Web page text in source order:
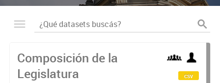
Composición de la
Legislatura
csv